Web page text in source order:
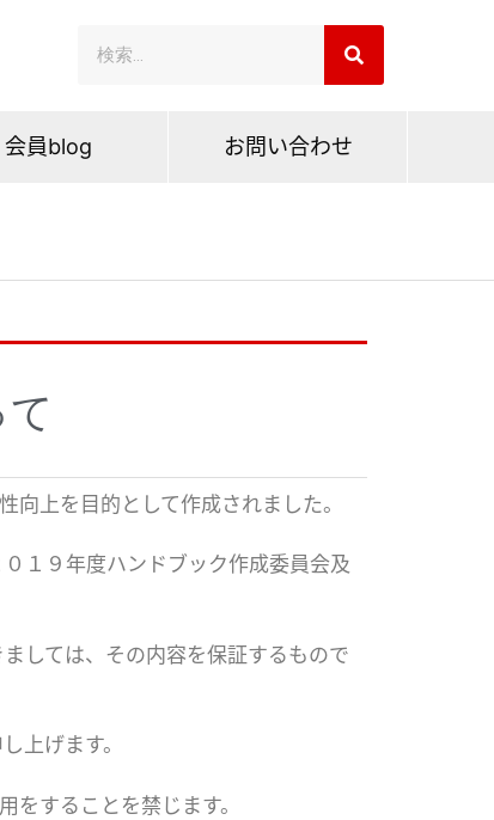
会員blog お問い合わせ
向上を目的として作成されました。
１９年度ハンドブック作成委員会及
しては、その内容を保証するもので
上げます。
をすることを禁じます。